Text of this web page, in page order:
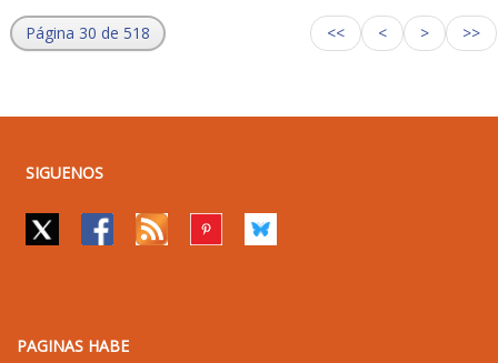
Página 30 de 518 << < > >>
SIGUENOS
PAGINAS HABE